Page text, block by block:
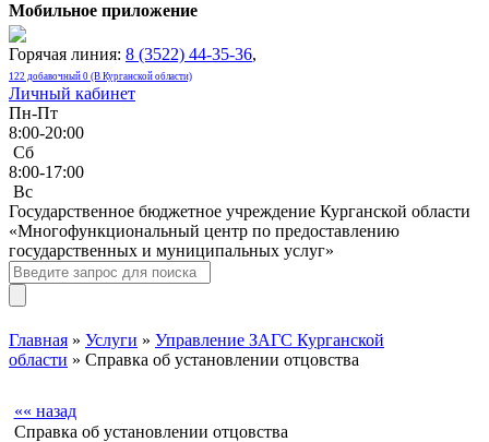
Мобильное приложение
Горячая линия: 8 (3522) 44-35-36,
122 добавочный 0 (В Курганской области)
Личный кабинет
Пн-Пт
8:00-20:00
Сб
8:00-17:00
Bc
Государственное бюджетное учреждение Курганской области
«Многофункциональный центр по предоставлению
государственных и муниципальных услуг»
Главная » Услуги » Управление ЗАГС Курганской
области » Справка об установлении отцовства
«« назад
Справка об установлении отцовства